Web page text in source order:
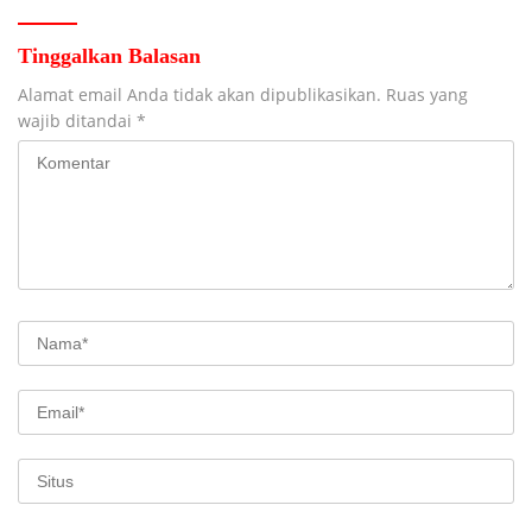
Tinggalkan Balasan
Alamat email Anda tidak akan dipublikasikan. Ruas yang
wajib ditandai *